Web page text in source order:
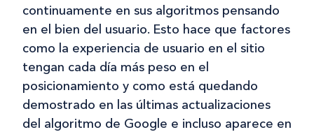
continuamente en sus algoritmos pensando
en el bien del usuario. Esto hace que factores
como la experiencia de usuario en el sitio
tengan cada día más peso en el
posicionamiento y como está quedando
demostrado en las últimas actualizaciones
del algoritmo de Google e incluso aparece en